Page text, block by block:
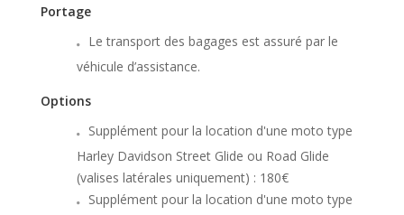
Portage
Le transport des bagages est assuré par le
véhicule d’assistance.
Options
Supplément pour la location d'une moto type
Harley Davidson Street Glide ou Road Glide
(valises latérales uniquement) : 180€
Supplément pour la location d'une moto type